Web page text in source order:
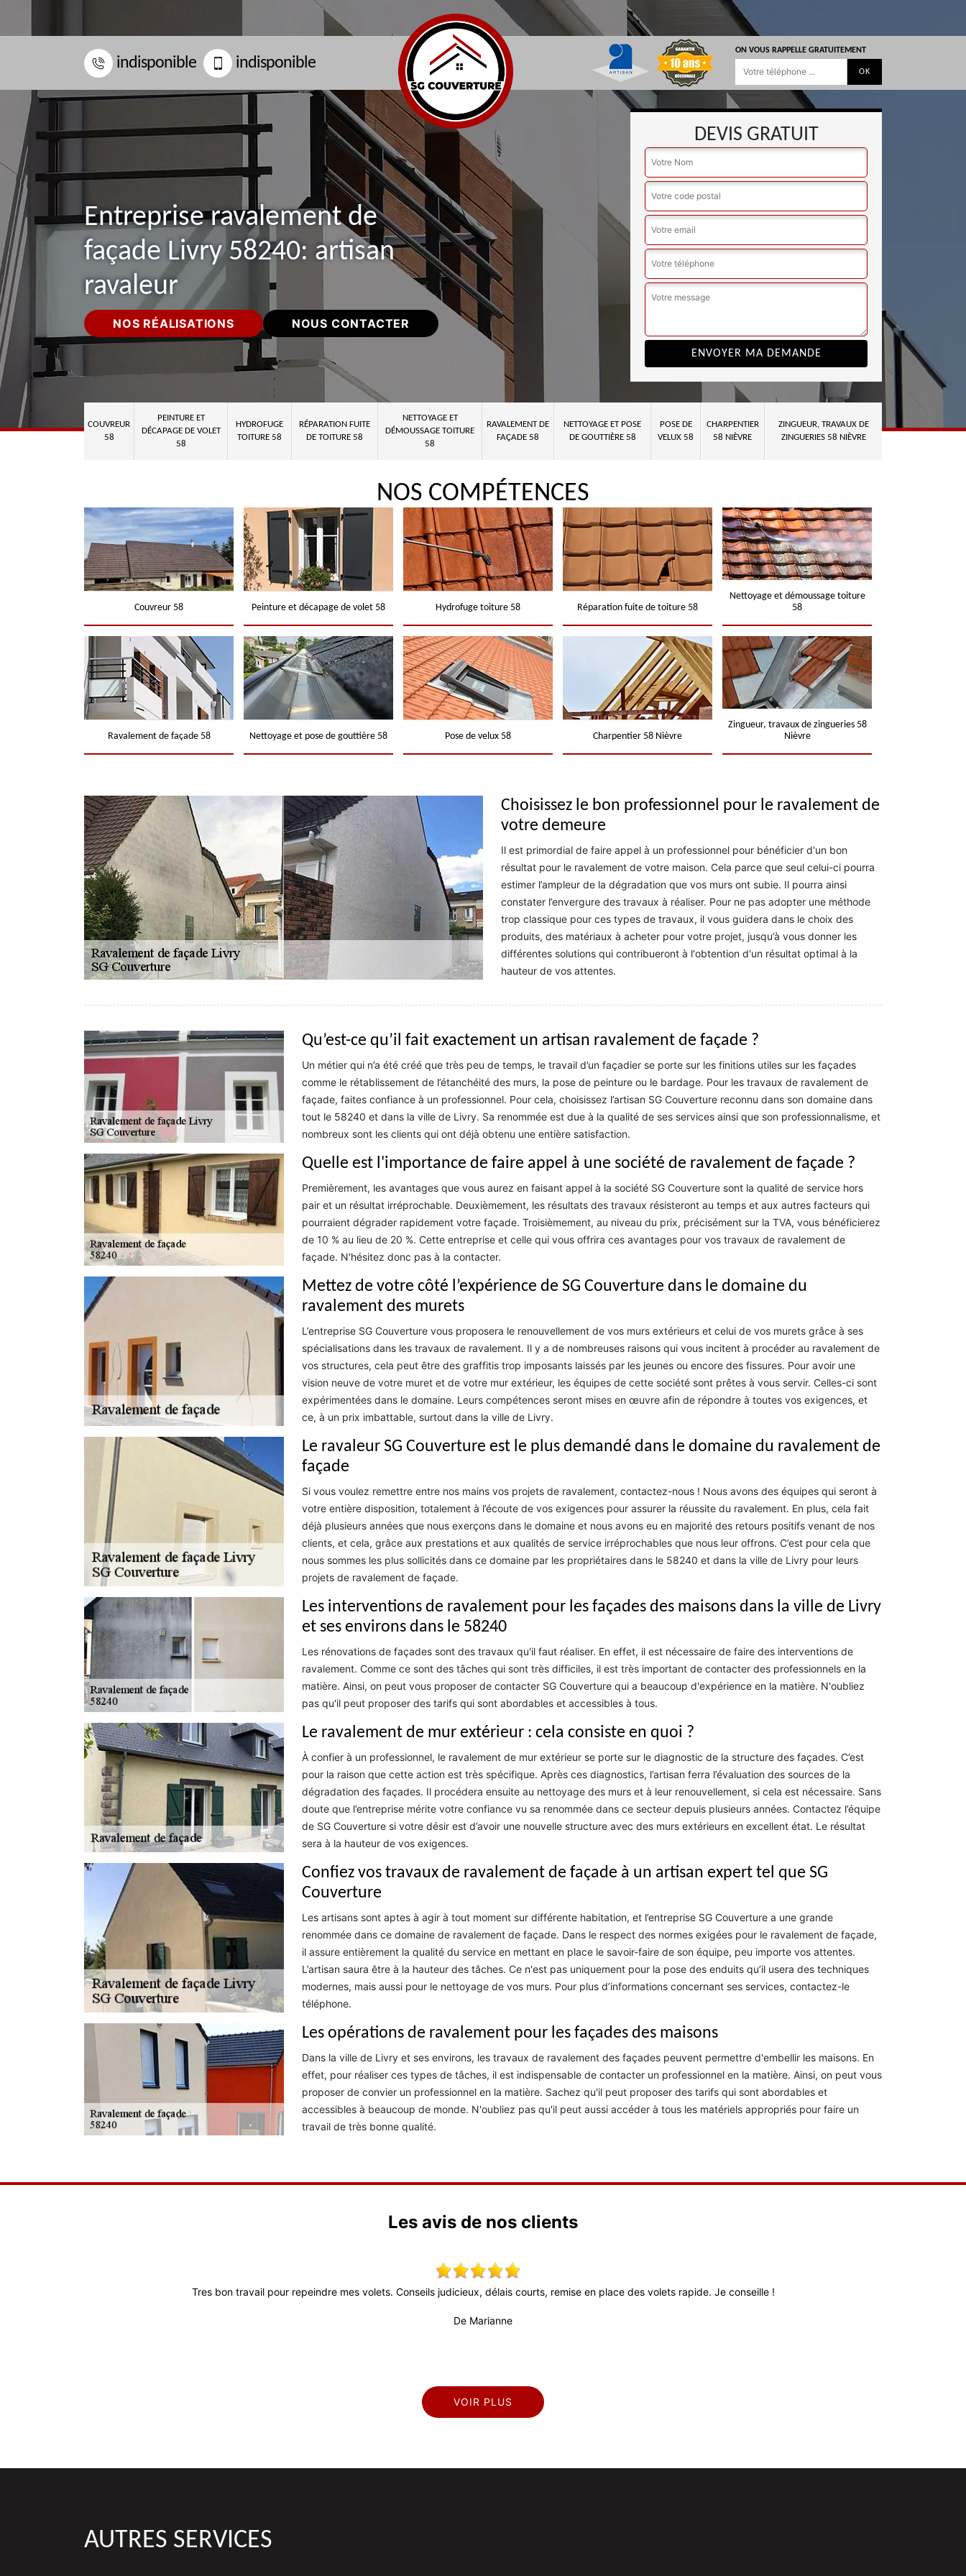
indisponible indisponible
ON VOUS RAPPELLE GRATUITEMENT
Entreprise ravalement de
façade Livry 58240: artisan
ravaleur
NOS RÉALISATIONS NOUS CONTACTER
DEVIS GRATUIT
COUVREUR
58
PEINTURE ET
DÉCAPAGE DE VOLET
58
HYDROFUGE
TOITURE 58
RÉPARATION FUITE
DE TOITURE 58
NETTOYAGE ET
DÉMOUSSAGE TOITURE
58
RAVALEMENT DE
FAÇADE 58
NETTOYAGE ET POSE
DE GOUTTIÈRE 58
POSE DE
VELUX 58
CHARPENTIER
58 NIÈVRE
ZINGUEUR, TRAVAUX DE
ZINGUERIES 58 NIÈVRE
NOS COMPÉTENCES
Couvreur 58 Peinture et décapage de volet 58 Hydrofuge toiture 58 Réparation fuite de toiture 58
Nettoyage et démoussage toiture
58
Ravalement de façade 58 Nettoyage et pose de gouttière 58 Pose de velux 58 Charpentier 58 Nièvre
Zingueur, travaux de zingueries 58
Nièvre
Choisissez le bon professionnel pour le ravalement de
votre demeure
Il est primordial de faire appel à un professionnel pour bénéficier d'un bon
résultat pour le ravalement de votre maison. Cela parce que seul celui-ci pourra
estimer l’ampleur de la dégradation que vos murs ont subie. Il pourra ainsi
constater l’envergure des travaux à réaliser. Pour ne pas adopter une méthode
trop classique pour ces types de travaux, il vous guidera dans le choix des
produits, des matériaux à acheter pour votre projet, jusqu’à vous donner les
différentes solutions qui contribueront à l'obtention d'un résultat optimal à la
hauteur de vos attentes.
Qu’est-ce qu’il fait exactement un artisan ravalement de façade ?
Un métier qui n’a été créé que très peu de temps, le travail d’un façadier se porte sur les finitions utiles sur les façades
comme le rétablissement de l’étanchéité des murs, la pose de peinture ou le bardage. Pour les travaux de ravalement de
façade, faites confiance à un professionnel. Pour cela, choisissez l’artisan SG Couverture reconnu dans son domaine dans
tout le 58240 et dans la ville de Livry. Sa renommée est due à la qualité de ses services ainsi que son professionnalisme, et
nombreux sont les clients qui ont déjà obtenu une entière satisfaction.
Quelle est l'importance de faire appel à une société de ravalement de façade ?
Premièrement, les avantages que vous aurez en faisant appel à la société SG Couverture sont la qualité de service hors
pair et un résultat irréprochable. Deuxièmement, les résultats des travaux résisteront au temps et aux autres facteurs qui
pourraient dégrader rapidement votre façade. Troisièmement, au niveau du prix, précisément sur la TVA, vous bénéficierez
de 10 % au lieu de 20 %. Cette entreprise et celle qui vous offrira ces avantages pour vos travaux de ravalement de
façade. N'hésitez donc pas à la contacter.
Mettez de votre côté l’expérience de SG Couverture dans le domaine du
ravalement des murets
L’entreprise SG Couverture vous proposera le renouvellement de vos murs extérieurs et celui de vos murets grâce à ses
spécialisations dans les travaux de ravalement. Il y a de nombreuses raisons qui vous incitent à procéder au ravalement de
vos structures, cela peut être des graffitis trop imposants laissés par les jeunes ou encore des fissures. Pour avoir une
vision neuve de votre muret et de votre mur extérieur, les équipes de cette société sont prêtes à vous servir. Celles-ci sont
expérimentées dans le domaine. Leurs compétences seront mises en œuvre afin de répondre à toutes vos exigences, et
ce, à un prix imbattable, surtout dans la ville de Livry.
Le ravaleur SG Couverture est le plus demandé dans le domaine du ravalement de
façade
Si vous voulez remettre entre nos mains vos projets de ravalement, contactez-nous ! Nous avons des équipes qui seront à
votre entière disposition, totalement à l’écoute de vos exigences pour assurer la réussite du ravalement. En plus, cela fait
déjà plusieurs années que nous exerçons dans le domaine et nous avons eu en majorité des retours positifs venant de nos
clients, et cela, grâce aux prestations et aux qualités de service irréprochables que nous leur offrons. C’est pour cela que
nous sommes les plus sollicités dans ce domaine par les propriétaires dans le 58240 et dans la ville de Livry pour leurs
projets de ravalement de façade.
Les interventions de ravalement pour les façades des maisons dans la ville de Livry
et ses environs dans le 58240
Les rénovations de façades sont des travaux qu'il faut réaliser. En effet, il est nécessaire de faire des interventions de
ravalement. Comme ce sont des tâches qui sont très difficiles, il est très important de contacter des professionnels en la
matière. Ainsi, on peut vous proposer de contacter SG Couverture qui a beaucoup d'expérience en la matière. N'oubliez
pas qu'il peut proposer des tarifs qui sont abordables et accessibles à tous.
Le ravalement de mur extérieur : cela consiste en quoi ?
À confier à un professionnel, le ravalement de mur extérieur se porte sur le diagnostic de la structure des façades. C’est
pour la raison que cette action est très spécifique. Après ces diagnostics, l’artisan ferra l’évaluation des sources de la
dégradation des façades. Il procédera ensuite au nettoyage des murs et à leur renouvellement, si cela est nécessaire. Sans
doute que l’entreprise mérite votre confiance vu sa renommée dans ce secteur depuis plusieurs années. Contactez l’équipe
de SG Couverture si votre désir est d’avoir une nouvelle structure avec des murs extérieurs en excellent état. Le résultat
sera à la hauteur de vos exigences.
Confiez vos travaux de ravalement de façade à un artisan expert tel que SG
Couverture
Les artisans sont aptes à agir à tout moment sur différente habitation, et l’entreprise SG Couverture a une grande
renommée dans ce domaine de ravalement de façade. Dans le respect des normes exigées pour le ravalement de façade,
il assure entièrement la qualité du service en mettant en place le savoir-faire de son équipe, peu importe vos attentes.
L’artisan saura être à la hauteur des tâches. Ce n'est pas uniquement pour la pose des enduits qu’il usera des techniques
modernes, mais aussi pour le nettoyage de vos murs. Pour plus d’informations concernant ses services, contactez-le
téléphone.
Les opérations de ravalement pour les façades des maisons
Dans la ville de Livry et ses environs, les travaux de ravalement des façades peuvent permettre d'embellir les maisons. En
effet, pour réaliser ces types de tâches, il est indispensable de contacter un professionnel en la matière. Ainsi, on peut vous
proposer de convier un professionnel en la matière. Sachez qu'il peut proposer des tarifs qui sont abordables et
accessibles à beaucoup de monde. N'oubliez pas qu'il peut aussi accéder à tous les matériels appropriés pour faire un
travail de très bonne qualité.
Les avis de nos clients
Tres bon travail pour repeindre mes volets. Conseils judicieux, délais courts, remise en place des volets rapide. Je conseille !
De Marianne
VOIR PLUS
AUTRES SERVICES